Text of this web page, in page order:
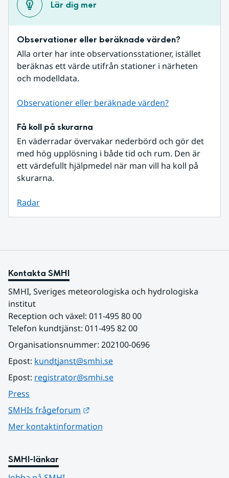
Lär dig mer
Observationer eller beräknade värden?
Alla orter har inte observationsstationer, istället
beräknas ett värde utifrån stationer i närheten
och modelldata.
Observationer eller beräknade värden?
Få koll på skurarna
En väderradar övervakar nederbörd och gör det
med hög upplösning i både tid och rum. Den är
ett värdefullt hjälpmedel när man vill ha koll på
skurarna.
Radar
Kontakta SMHI
SMHI, Sveriges meteorologiska och hydrologiska
institut
Reception och växel: 011-495 80 00
Telefon kundtjänst: 011-495 82 00
Organisationsnummer: 202100-0696
Epost: kundtjanst@smhi.se
Epost: registrator@smhi.se
Press
SMHIs frågeforum
Mer kontaktinformation
SMHI-länkar